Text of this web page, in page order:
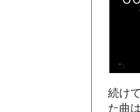
続け
た曲